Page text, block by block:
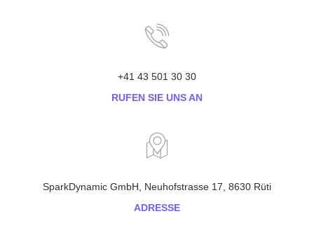
+41 43 501 30 30
RUFEN SIE UNS AN
SparkDynamic GmbH, Neuhofstrasse 17, 8630 Rüti
ADRESSE